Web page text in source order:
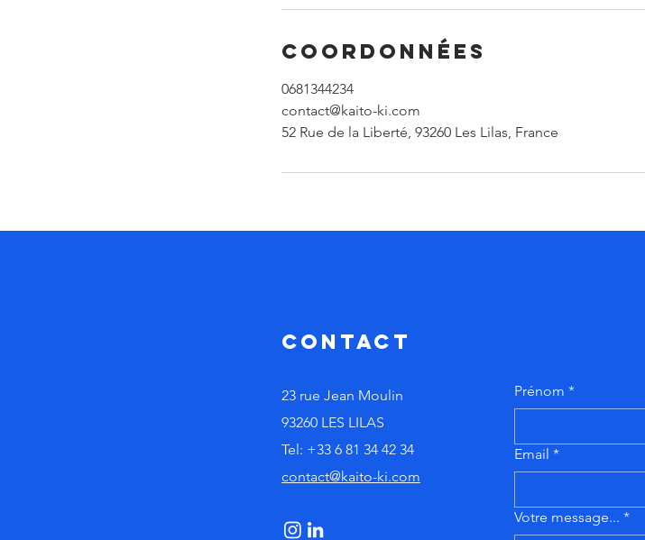
Coordonnées
0681344234
contact@kaito-ki.com
52 Rue de la Liberté, 93260 Les Lilas, France
Contact
23 rue Jean Moulin
93260 LES LILAS
Tel: +33 6 81 34 42 34
contact@kaito-ki.com
Prénom *
Email *
Votre message... *